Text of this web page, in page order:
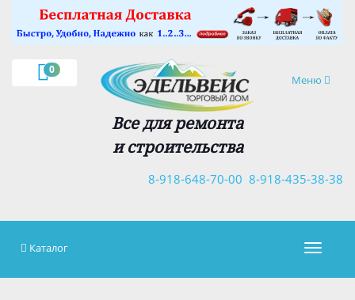
0
Навигация
Меню
Все для ремонта
и строительства
8-918-435-38-38
8-918-648-70-00
×
Каталог